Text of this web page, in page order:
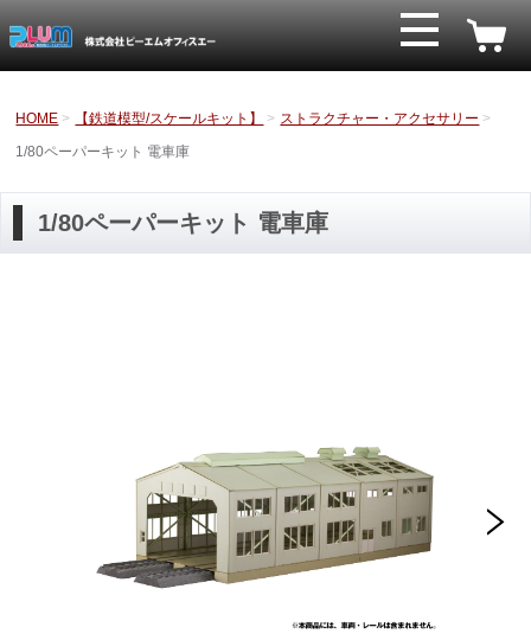
HOME 【鉄道模型/スケールキット】
ストラクチャー・アクセサリー
1/80ペーパーキット 電車庫
1/80ペーパーキット 電車庫